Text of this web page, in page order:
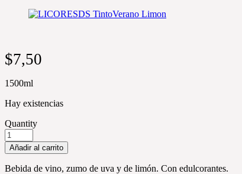
$7,50
1500ml
Hay existencias
Quantity
Añadir al carrito
Bebida de vino, zumo de uva y de limón. Con edulcorantes.